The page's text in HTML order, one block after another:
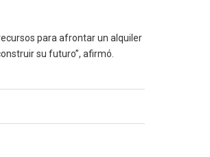
para afrontar un alquiler
su futuro”, afirmó.